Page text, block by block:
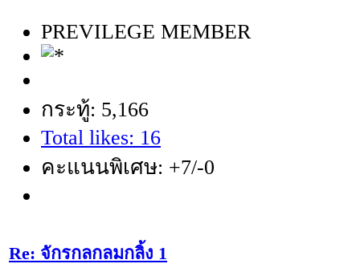
PREVILEGE MEMBER
กระทู้: 5,166
Total likes: 16
คะแนนพิเศษ: +7/-0
Re: จักรกลกลมกลิ้ง 1